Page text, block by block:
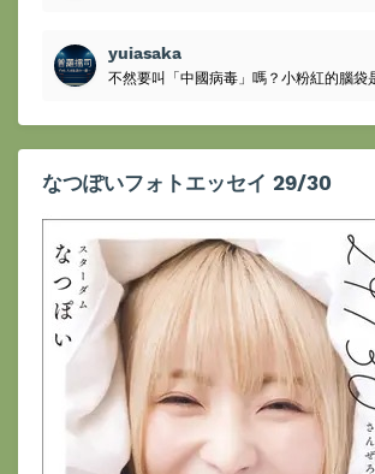
yuiasaka
不然要叫「中國病毒」嗎？小粉紅的腦袋
なつぽいフォトエッセイ 29/30